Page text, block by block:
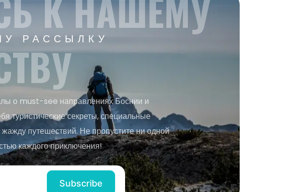
РАССЫЛКУ
К НАШЕМУ
о must-see направлениях Боснии и
туристические секреты, специальные
путешествий. Не пропустите ни одной
каждого приключения!